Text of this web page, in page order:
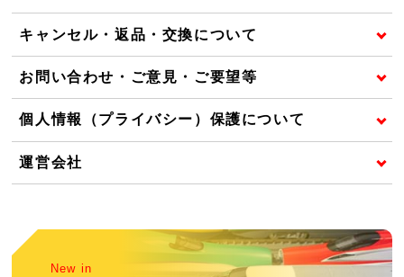
キャンセル・返品・交換について
お問い合わせ・ご意見・ご要望等
個人情報（プライバシー）保護について
運営会社
New in